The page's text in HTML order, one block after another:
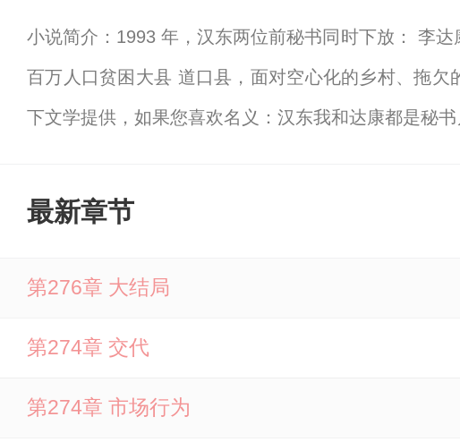
小说简介：1993 年，汉东两位前秘书同时下放： 李
百万人口贫困大县 道口县，面对空心化的乡村、拖
下文学提供，如果您喜欢名义：汉东我和达康都是秘
最新章节
第276章 大结局
第274章 交代
第274章 市场行为